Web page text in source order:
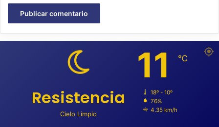
Resistencia
Cielo Limpio
11 ℃
18º - 10º
76%
4.35 km/h